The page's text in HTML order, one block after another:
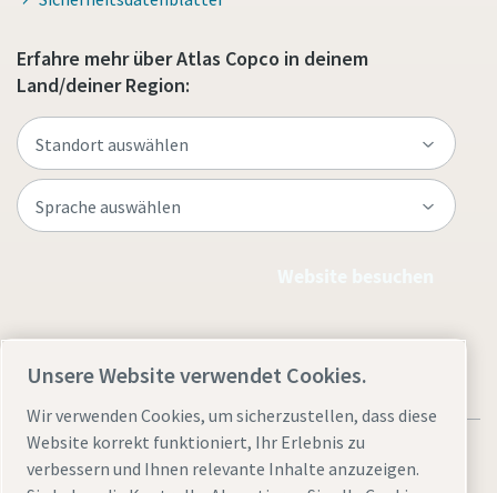
Erfahre mehr über Atlas Copco in deinem
Land/deiner Region:
Unsere Website verwendet Cookies.
Wir verwenden Cookies, um sicherzustellen, dass diese
Website korrekt funktioniert, Ihr Erlebnis zu
verbessern und Ihnen relevante Inhalte anzuzeigen.